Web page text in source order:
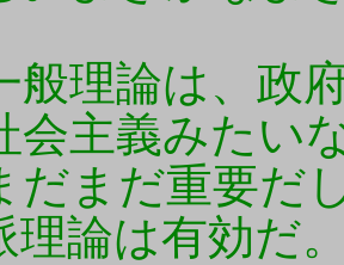
般理論は、政
会主義みたい
だまだ重要だ
理論は有効だ